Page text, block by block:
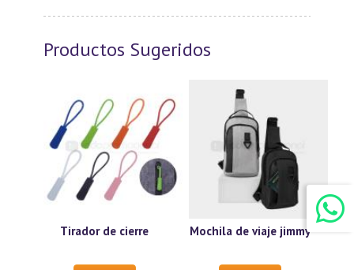
Productos Sugeridos
Tirador de cierre Mochila de viaje jimmy